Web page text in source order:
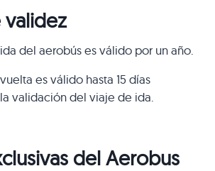
del aerobús es válido por un año.
es válido hasta 15 días
validación del viaje de ida.
del Aerobus